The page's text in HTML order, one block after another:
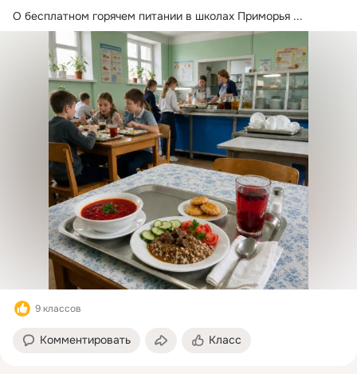
О бесплатном горячем питании в школах Приморья ...
9 классов
Комментировать Класс